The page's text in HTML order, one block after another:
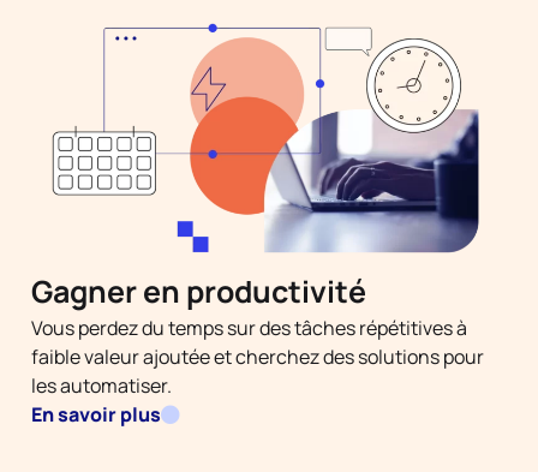
Gagner en productivité
Vous perdez du temps sur des tâches répétitives à
faible valeur ajoutée et cherchez des solutions pour
les automatiser.
En savoir plus